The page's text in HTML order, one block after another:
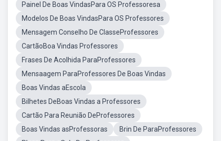
Painel De Boas VindasPara OS Professoresa
Modelos De Boas VindasPara OS Professores
Mensagem Conselho De ClasseProfessores
CartãoBoa Vindas Professores
Frases De Acolhida ParaProfessores
Mensaagem ParaProfessores De Boas Vindas
Boas Vindas aEscola
Bilhetes DeBoas Vindas a Professores
Cartão Para Reunião DeProfessores
Boas Vindas asProfessoras
Brin De ParaProfessores